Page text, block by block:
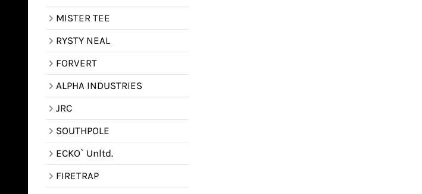
MISTER TEE
RYSTY NEAL
FORVERT
ALPHA INDUSTRIES
JRC
SOUTHPOLE
ECKO` Unltd.
FIRETRAP